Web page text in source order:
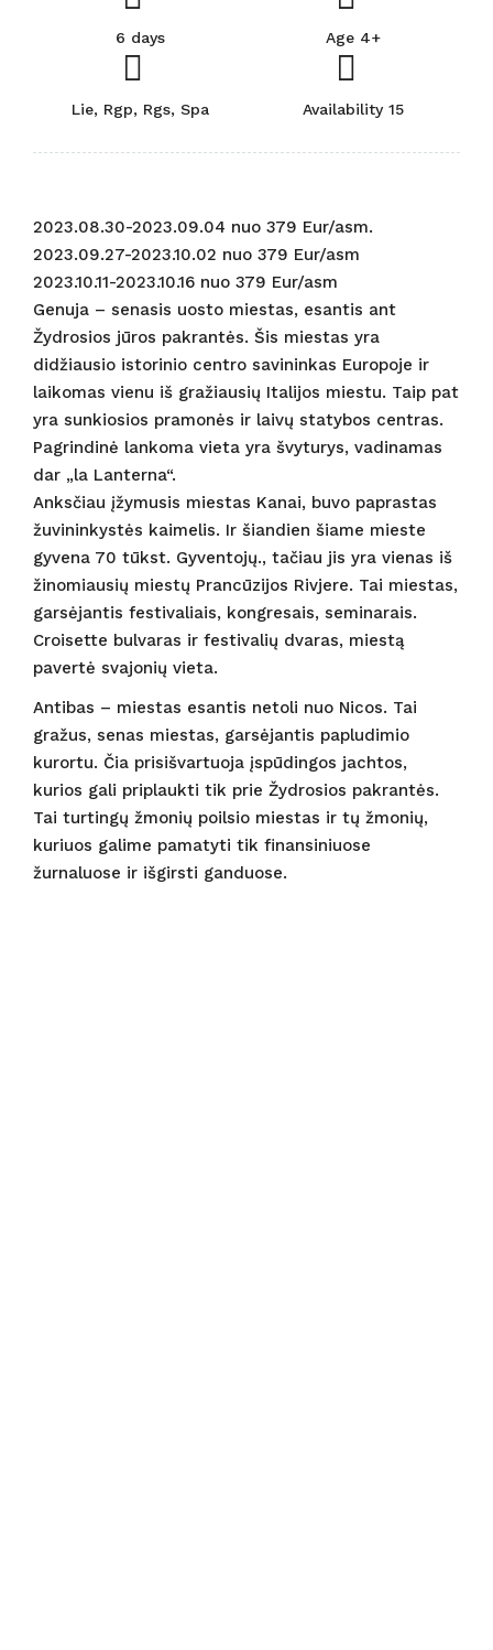
6 days Age 4+
Lie, Rgp, Rgs, Spa Availability 15
2023.08.30-2023.09.04 nuo 379 Eur/asm.
2023.09.27-2023.10.02 nuo 379 Eur/asm
2023.10.11-2023.10.16 nuo 379 Eur/asm
Genuja – senasis uosto miestas, esantis ant
Žydrosios jūros pakrantės. Šis miestas yra
didžiausio istorinio centro savininkas Europoje ir
laikomas vienu iš gražiausių Italijos miestu. Taip pat
yra sunkiosios pramonės ir laivų statybos centras.
Pagrindinė lankoma vieta yra švyturys, vadinamas
dar „la Lanterna“.
Anksčiau įžymusis miestas Kanai, buvo paprastas
žuvininkystės kaimelis. Ir šiandien šiame mieste
gyvena 70 tūkst. Gyventojų., tačiau jis yra vienas iš
žinomiausių miestų Prancūzijos Rivjere. Tai miestas,
garsėjantis festivaliais, kongresais, seminarais.
Croisette bulvaras ir festivalių dvaras, miestą
pavertė svajonių vieta.
Antibas – miestas esantis netoli nuo Nicos. Tai
gražus, senas miestas, garsėjantis papludimio
kurortu. Čia prisišvartuoja įspūdingos jachtos,
kurios gali priplaukti tik prie Žydrosios pakrantės.
Tai turtingų žmonių poilsio miestas ir tų žmonių,
kuriuos galime pamatyti tik finansiniuose
žurnaluose ir išgirsti ganduose.